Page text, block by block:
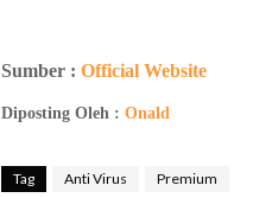
Sumber : Official Website
Diposting Oleh : Onald
Tag Anti Virus Premium